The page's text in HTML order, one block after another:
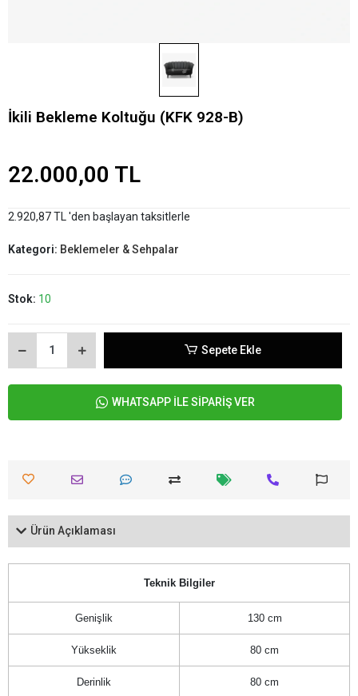
İkili Bekleme Koltuğu (KFK 928-B)
22.000,00 TL
2.920,87 TL 'den başlayan taksitlerle
Kategori: Beklemeler & Sehpalar
Stok: 10
Sepete Ekle
WHATSAPP İLE SİPARİŞ VER
Ürün Açıklaması
Teknik Bilgiler
Genişlik 130 cm
Yükseklik 80 cm
Derinlik 80 cm